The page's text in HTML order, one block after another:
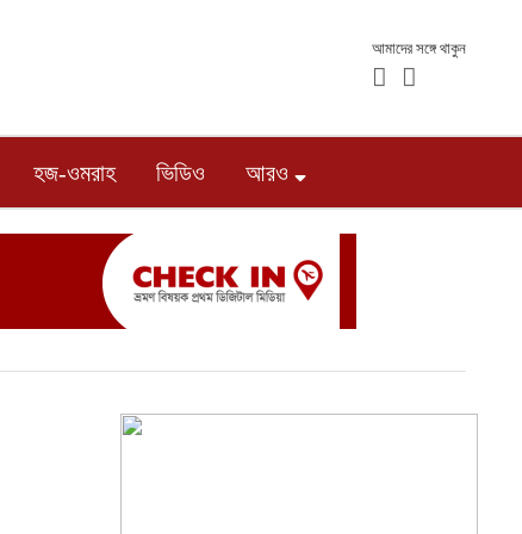
আমাদের সঙ্গে থাকুন
হজ-ওমরাহ ভিডিও আরও